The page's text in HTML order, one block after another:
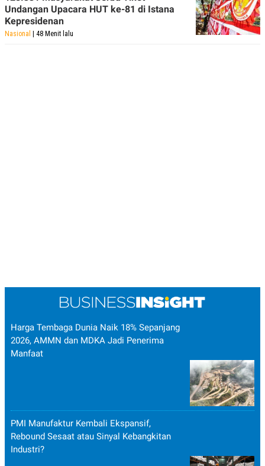
Undangan Upacara HUT ke-81 di Istana
Kepresidenan
Nasional | 48 Menit lalu
Harga Tembaga Dunia Naik 18% Sepanjang
2026, AMMN dan MDKA Jadi Penerima
Manfaat
PMI Manufaktur Kembali Ekspansif,
Rebound Sesaat atau Sinyal Kebangkitan
Industri?